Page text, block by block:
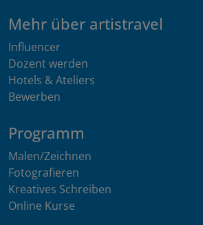
Mehr über artistravel
Influencer
Dozent werden
Hotels & Ateliers
Bewerben
Programm
Malen/Zeichnen
Fotografieren
Kreatives Schreiben
Online Kurse